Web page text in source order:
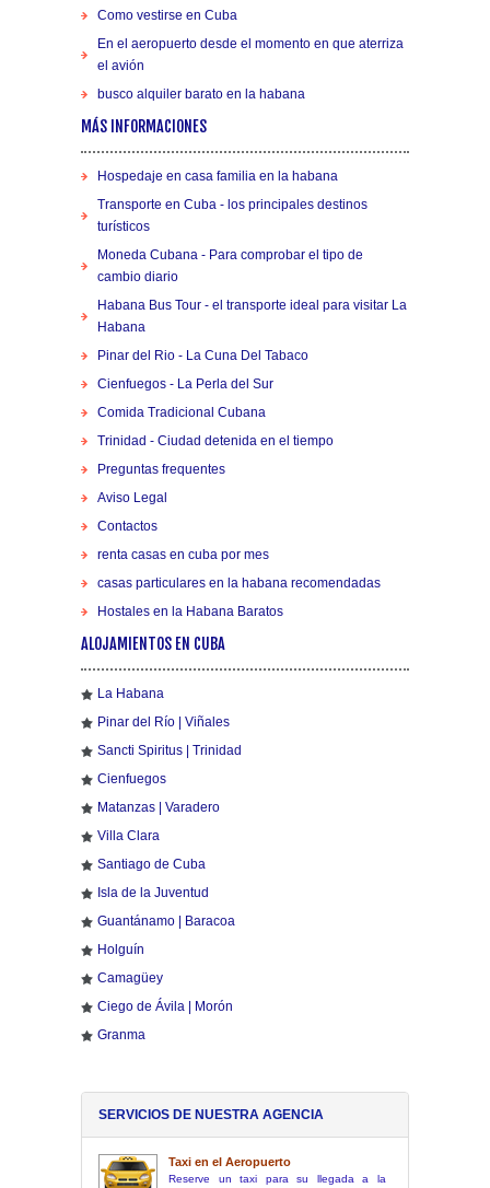
Como vestirse en Cuba
En el aeropuerto desde el momento en que aterriza
el avión
busco alquiler barato en la habana
MÁS INFORMACIONES
Hospedaje en casa familia en la habana
Transporte en Cuba - los principales destinos
turísticos
Moneda Cubana - Para comprobar el tipo de
cambio diario
Habana Bus Tour - el transporte ideal para visitar La
Habana
Pinar del Rio - La Cuna Del Tabaco
Cienfuegos - La Perla del Sur
Comida Tradicional Cubana
Trinidad - Ciudad detenida en el tiempo
Preguntas frequentes
Aviso Legal
Contactos
renta casas en cuba por mes
casas particulares en la habana recomendadas
Hostales en la Habana Baratos
ALOJAMIENTOS EN CUBA
La Habana
Pinar del Río | Viñales
Sancti Spiritus | Trinidad
Cienfuegos
Matanzas | Varadero
Villa Clara
Santiago de Cuba
Isla de la Juventud
Guantánamo | Baracoa
Holguín
Camagüey
Ciego de Ávila | Morón
Granma
SERVICIOS DE NUESTRA AGENCIA
Taxi en el Aeropuerto
Reserve un taxi para su llegada a la